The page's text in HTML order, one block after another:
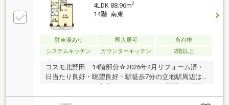
4LDK 88.96m2
14階 南東
駐車場あり 即入居可
所有権
システムキッチン
カウンターキッチン 2階以上
コスモ北野田 14階部分☆2026年4月リフォーム済・
日当たり良好・眺望良好・駅徒歩7分の立地駅周辺は
銀行、スーパー、商店などございますご質問、ご見学
等はお気軽にお問い合わせください。